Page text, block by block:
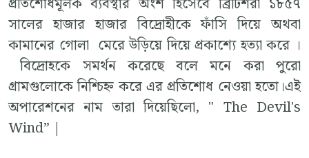
সালের হাজার হাজার বিদ্রোহীকে ফাঁসি দিয়ে অথবা
কামানের গোলা মেরে উড়িয়ে দিয়ে প্রকাশ্যে হত্যা করে ।
বিদ্রোহকে সমর্থন করেছে বলে মনে করা পুরো
গ্রামগুলোকে নিশ্চিহ্ন করে এর প্রতিশোধ নেওয়া হতো।এই
অপারেশনের নাম তারা দিয়েছিলো, " The Devil's
Wind” |